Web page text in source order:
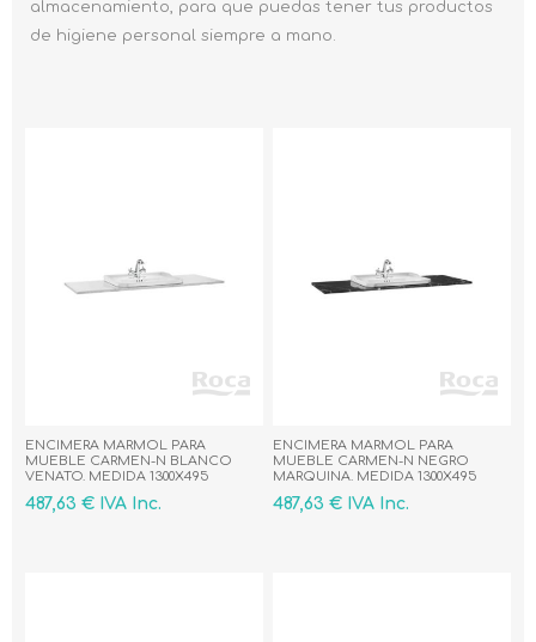
almacenamiento, para que puedas tener tus productos
de higiene personal siempre a mano.
ENCIMERA MARMOL PARA
MUEBLE CARMEN-N BLANCO
VENATO. MEDIDA 1300X495
487,63 € IVA Inc.
ENCIMERA MARMOL PARA
MUEBLE CARMEN-N NEGRO
MARQUINA. MEDIDA 1300X495
487,63 € IVA Inc.